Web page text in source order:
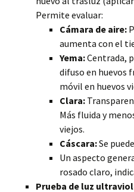
Permite evaluar:
Cámara de aire:
aumenta con el
Yema:Centrada,
difuso en huevos
móvil en huevos
Clara:
Más fluida y
viejos.
Cáscara:Se
Un aspecto
rosado claro,
Prueba de luz